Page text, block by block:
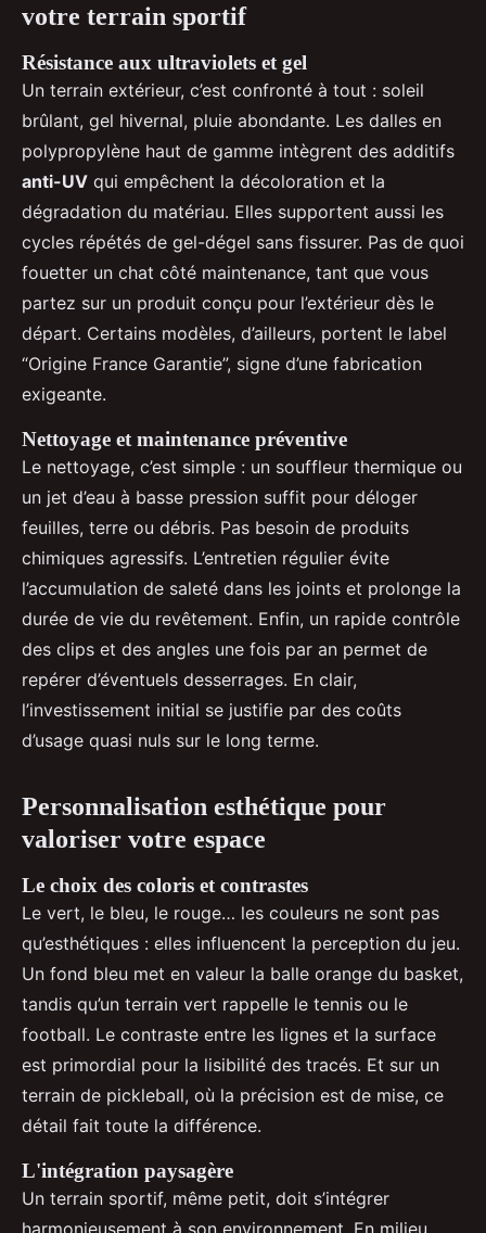
votre terrain sportif
Résistance aux ultraviolets et gel
Un terrain extérieur, c’est confronté à tout : soleil
brûlant, gel hivernal, pluie abondante. Les dalles en
polypropylène haut de gamme intègrent des additifs
anti-UV qui empêchent la décoloration et la
dégradation du matériau. Elles supportent aussi les
cycles répétés de gel-dégel sans fissurer. Pas de quoi
fouetter un chat côté maintenance, tant que vous
partez sur un produit conçu pour l’extérieur dès le
départ. Certains modèles, d’ailleurs, portent le label
“Origine France Garantie”, signe d’une fabrication
exigeante.
Nettoyage et maintenance préventive
Le nettoyage, c’est simple : un souffleur thermique ou
un jet d’eau à basse pression suffit pour déloger
feuilles, terre ou débris. Pas besoin de produits
chimiques agressifs. L’entretien régulier évite
l’accumulation de saleté dans les joints et prolonge la
durée de vie du revêtement. Enfin, un rapide contrôle
des clips et des angles une fois par an permet de
repérer d’éventuels desserrages. En clair,
l’investissement initial se justifie par des coûts
d’usage quasi nuls sur le long terme.
Personnalisation esthétique pour
valoriser votre espace
Le choix des coloris et contrastes
Le vert, le bleu, le rouge… les couleurs ne sont pas
qu’esthétiques : elles influencent la perception du jeu.
Un fond bleu met en valeur la balle orange du basket,
tandis qu’un terrain vert rappelle le tennis ou le
football. Le contraste entre les lignes et la surface
est primordial pour la lisibilité des tracés. Et sur un
terrain de pickleball, où la précision est de mise, ce
détail fait toute la différence.
L'intégration paysagère
Un terrain sportif, même petit, doit s’intégrer
harmonieusement à son environnement. En milieu